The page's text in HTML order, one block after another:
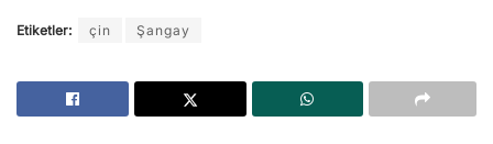
Etiketler: çin Şangay